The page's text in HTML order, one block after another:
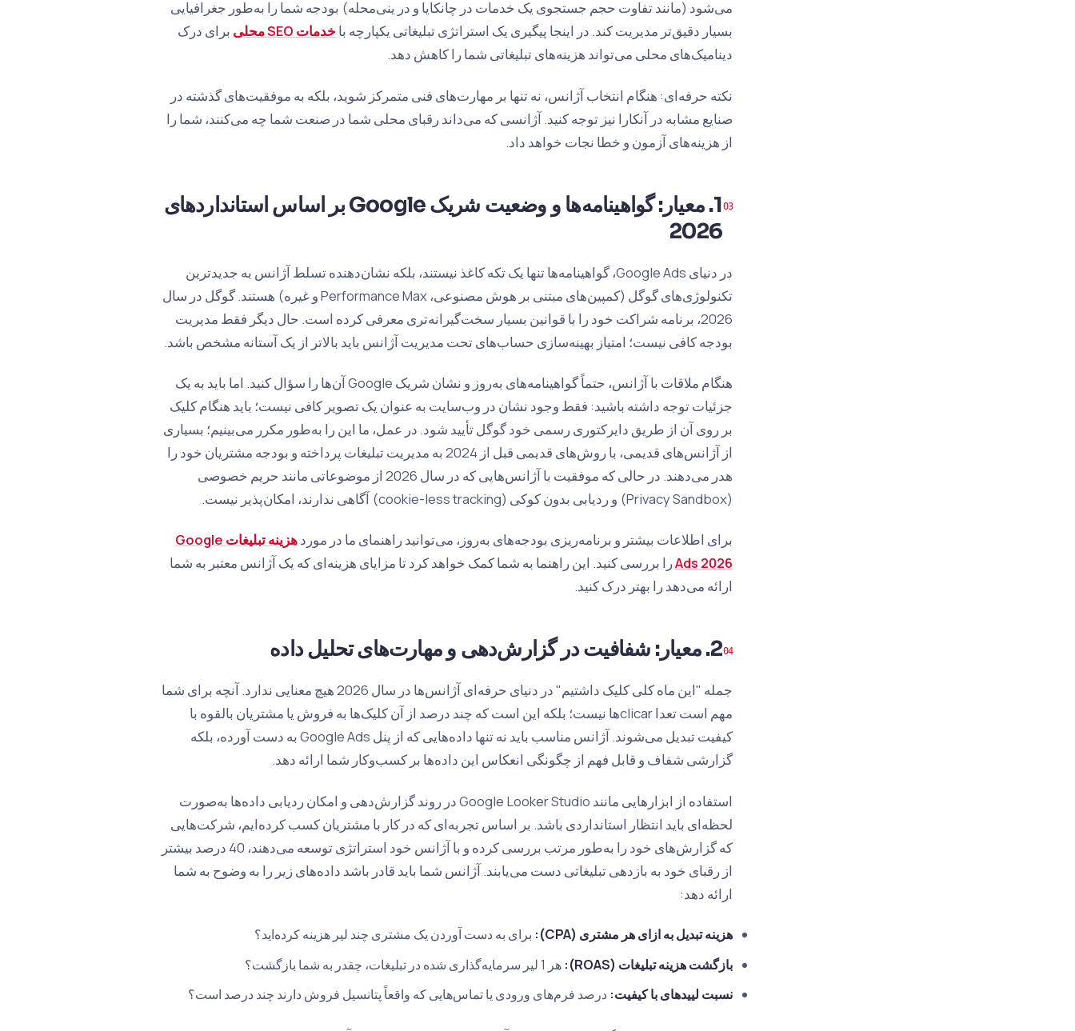
می‌شود (مانند تفاوت حجم جستجوی یک خدمات در چانکایا و در ینی‌محله) بودجه شما را به‌طور جغرافیایی
بسیار دقیق‌تر مدیریت کند. در اینجا پیگیری یک استراتژی تبلیغاتی یکپارچه با خدمات SEO محلی
برای درک
دینامیک‌های محلی می‌تواند هزینه‌های تبلیغاتی شما را کاهش دهد.
نکته حرفه‌ای: هنگام انتخاب آژانس، نه تنها بر مهارت‌های فنی متمرکز شوید، بلکه به موفقیت‌های گذشته در
صنایع مشابه در آنکارا نیز توجه کنید. آژانسی که می‌داند رقبای محلی شما در صنعت شما چه می‌کنند، شما را
از هزینه‌های آزمون و خطا نجات خواهد داد.
1. معیار: گواهینامه‌ها و وضعیت شریک Google بر اساس استانداردهای
2026
در دنیای Google Ads، گواهینامه‌ها تنها یک تکه کاغذ نیستند، بلکه نشان‌دهنده‌ تسلط آژانس به جدیدترین
تکنولوژی‌های گوگل (کمپین‌های مبتنی بر هوش مصنوعی، Performance Max و غیره) هستند. گوگل در سال
2026، برنامه شراکت خود را با قوانین بسیار سخت‌گیرانه‌تری معرفی کرده است. حال دیگر فقط مدیریت
بودجه کافی نیست؛ امتیاز بهینه‌سازی حساب‌های تحت مدیریت آژانس باید بالاتر از یک آستانه مشخص باشد.
هنگام ملاقات با آژانس، حتماً گواهینامه‌های به‌روز و نشان شریک Google آن‌ها را سؤال کنید. اما باید به یک
جزئیات توجه داشته باشید: فقط وجود نشان در وب‌سایت به عنوان یک تصویر کافی نیست؛ باید هنگام کلیک
بر روی آن از طریق دایرکتوری رسمی خود گوگل تأیید شود. در عمل، ما این را به‌طور مکرر می‌بینیم؛ بسیاری
از آژانس‌های قدیمی، با روش‌های قدیمی قبل از 2024 به مدیریت تبلیغات پرداخته و بودجه مشتریان خود را
هدر می‌دهند. در حالی که موفقیت با آژانس‌هایی که در سال 2026 از موضوعاتی مانند حریم خصوصی
(Privacy Sandbox) و ردیابی بدون کوکی (cookie-less tracking) آگاهی ندارند، امکان‌پذیر نیست.
برای اطلاعات بیشتر و برنامه‌ریزی بودجه‌های به‌روز، می‌توانید راهنمای ما در مورد
هزینه تبلیغات Google
Ads 2026را بررسی کنید. این راهنما به شما کمک خواهد کرد تا مزایای هزینه‌ای که یک آژانس معتبر به شما
ارائه می‌دهد را بهتر درک کنید.
2. معیار: شفافیت در گزارش‌دهی و مهارت‌های تحلیل داده
جمله "این ماه کلی کلیک داشتیم" در دنیای حرفه‌ای آژانس‌ها در سال 2026 هیچ معنایی ندارد. آنچه برای شما
مهم است تعدا clicar‌ها نیست؛ بلکه این است که چند درصد از آن کلیک‌ها به فروش یا مشتریان بالقوه با
کیفیت تبدیل می‌شوند. آژانس مناسب باید نه تنها داده‌هایی که از پنل Google Ads به دست آورده، بلکه
گزارشی شفاف و قابل فهم از چگونگی انعکاس این داده‌ها بر کسب‌وکار شما ارائه دهد.
استفاده از ابزارهایی مانند Google Looker Studio در روند گزارش‌دهی و امکان ردیابی داده‌ها به‌صورت
لحظه‌ای باید انتظار استانداردی باشد. بر اساس تجربه‌ای که در کار با مشتریان کسب کرده‌ایم، شرکت‌هایی
که گزارش‌های خود را به‌طور مرتب بررسی کرده و با آژانس خود استراتژی توسعه می‌دهند، 40 درصد بیشتر
از رقبای خود به بازدهی تبلیغاتی دست می‌یابند. آژانس شما باید قادر باشد داده‌های زیر را به وضوح به شما
ارائه دهد:
هزینه تبدیل به ازای هر مشتری (CPA):
برای به دست آوردن یک مشتری چند لیر هزینه کرده‌اید؟
بازگشت هزینه تبلیغات (ROAS):
هر 1 لیر سرمایه‌گذاری شده در تبلیغات، چقدر به شما بازگشت؟
نسبت لییدهای با کیفیت: درصد فرم‌های ورودی یا تماس‌هایی که واقعاً پتانسیل فروش دارند چند درصد است؟